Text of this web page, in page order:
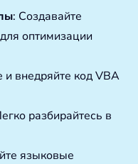
: Создавайте
оптимизации
и внедряйте код VBA
разбирайтесь в
языковые